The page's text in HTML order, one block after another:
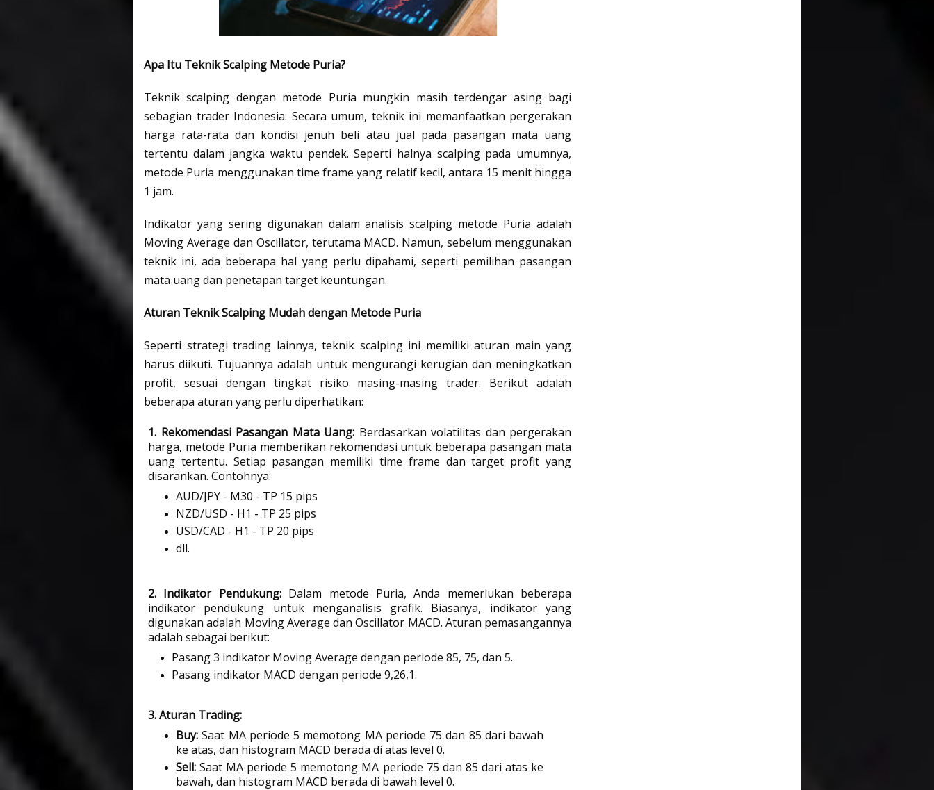
Apa Itu Teknik Scalping Metode Puria?
Teknik scalping dengan metode Puria mungkin masih terdengar asing bagi
sebagian trader Indonesia. Secara umum, teknik ini memanfaatkan pergerakan
harga rata-rata dan kondisi jenuh beli atau jual pada pasangan mata uang
tertentu dalam jangka waktu pendek. Seperti halnya scalping pada umumnya,
metode Puria menggunakan time frame yang relatif kecil, antara 15 menit hingga
1 jam.
Indikator yang sering digunakan dalam analisis scalping metode Puria adalah
Moving Average dan Oscillator, terutama MACD. Namun, sebelum menggunakan
teknik ini, ada beberapa hal yang perlu dipahami, seperti pemilihan pasangan
mata uang dan penetapan target keuntungan.
Aturan Teknik Scalping Mudah dengan Metode Puria
Seperti strategi trading lainnya, teknik scalping ini memiliki aturan main yang
harus diikuti. Tujuannya adalah untuk mengurangi kerugian dan meningkatkan
profit, sesuai dengan tingkat risiko masing-masing trader. Berikut adalah
beberapa aturan yang perlu diperhatikan:
1. Rekomendasi Pasangan Mata Uang: Berdasarkan volatilitas dan pergerakan
harga, metode Puria memberikan rekomendasi untuk beberapa pasangan mata
uang tertentu. Setiap pasangan memiliki time frame dan target profit yang
disarankan. Contohnya:
AUD/JPY - M30 - TP 15 pips
NZD/USD - H1 - TP 25 pips
USD/CAD - H1 - TP 20 pips
dll.
2. Indikator Pendukung: Dalam metode Puria, Anda memerlukan beberapa
indikator pendukung untuk menganalisis grafik. Biasanya, indikator yang
digunakan adalah Moving Average dan Oscillator MACD. Aturan pemasangannya
adalah sebagai berikut:
Pasang 3 indikator Moving Average dengan periode 85, 75, dan 5.
Pasang indikator MACD dengan periode 9,26,1.
3. Aturan Trading:
Buy: Saat MA periode 5 memotong MA periode 75 dan 85 dari bawah
ke atas, dan histogram MACD berada di atas level 0.
Sell: Saat MA periode 5 memotong MA periode 75 dan 85 dari atas ke
bawah, dan histogram MACD berada di bawah level 0.